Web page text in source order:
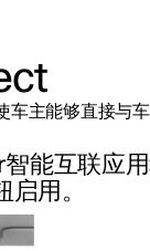
新闻
注册新闻
在新窗
车主能够直接与
能互联应
启用。